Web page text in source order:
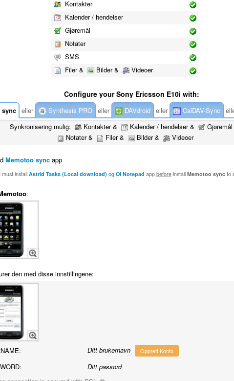
Kontakter
Kalender / hendelser
Gjøremål
Notater
SMS
Filer &
Bilder & Videoer
Configure your Sony Ericsson E10i with:
sync eller Synthesis PRO eller DAVdroid eller CalDAV-Sync
Synkronisering mulig:
Kontakter & Kalender / hendelser &
Notater &
Filer & Bilder & Videoer
Memotoo syncapp
must installAstrid Tasks (Local download) og OI Notepad app beforeinstall Memotoo syncto
:
den med disse innstillingene:
Ditt brukernavn Opprett Konto
Ditt passord